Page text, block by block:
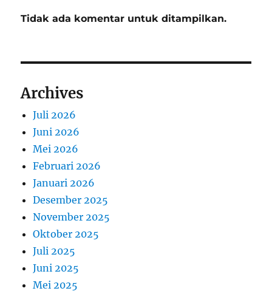
Tidak ada komentar untuk ditampilkan.
Archives
Juli 2026
Juni 2026
Mei 2026
Februari 2026
Januari 2026
Desember 2025
November 2025
Oktober 2025
Juli 2025
Juni 2025
Mei 2025